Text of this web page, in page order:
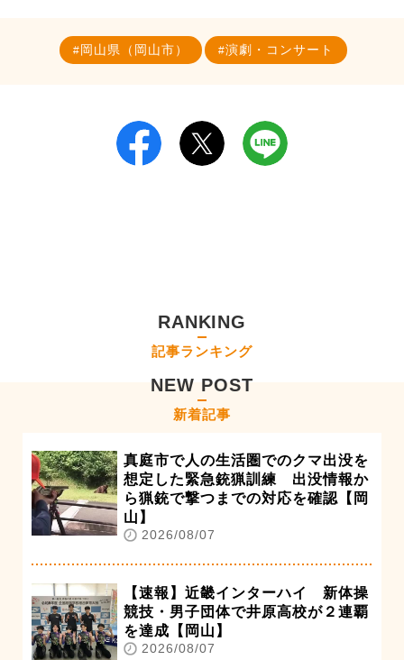
岡山県（岡山市） 演劇・コンサート
RANKING
記事ランキング
NEW POST
新着記事
真庭市で人の生活圏でのクマ出没を
想定した緊急銃猟訓練 出没情報か
ら猟銃で撃つまでの対応を確認【岡
山】
2026/08/07
【速報】近畿インターハイ 新体操
競技・男子団体で井原高校が２連覇
を達成【岡山】
2026/08/07